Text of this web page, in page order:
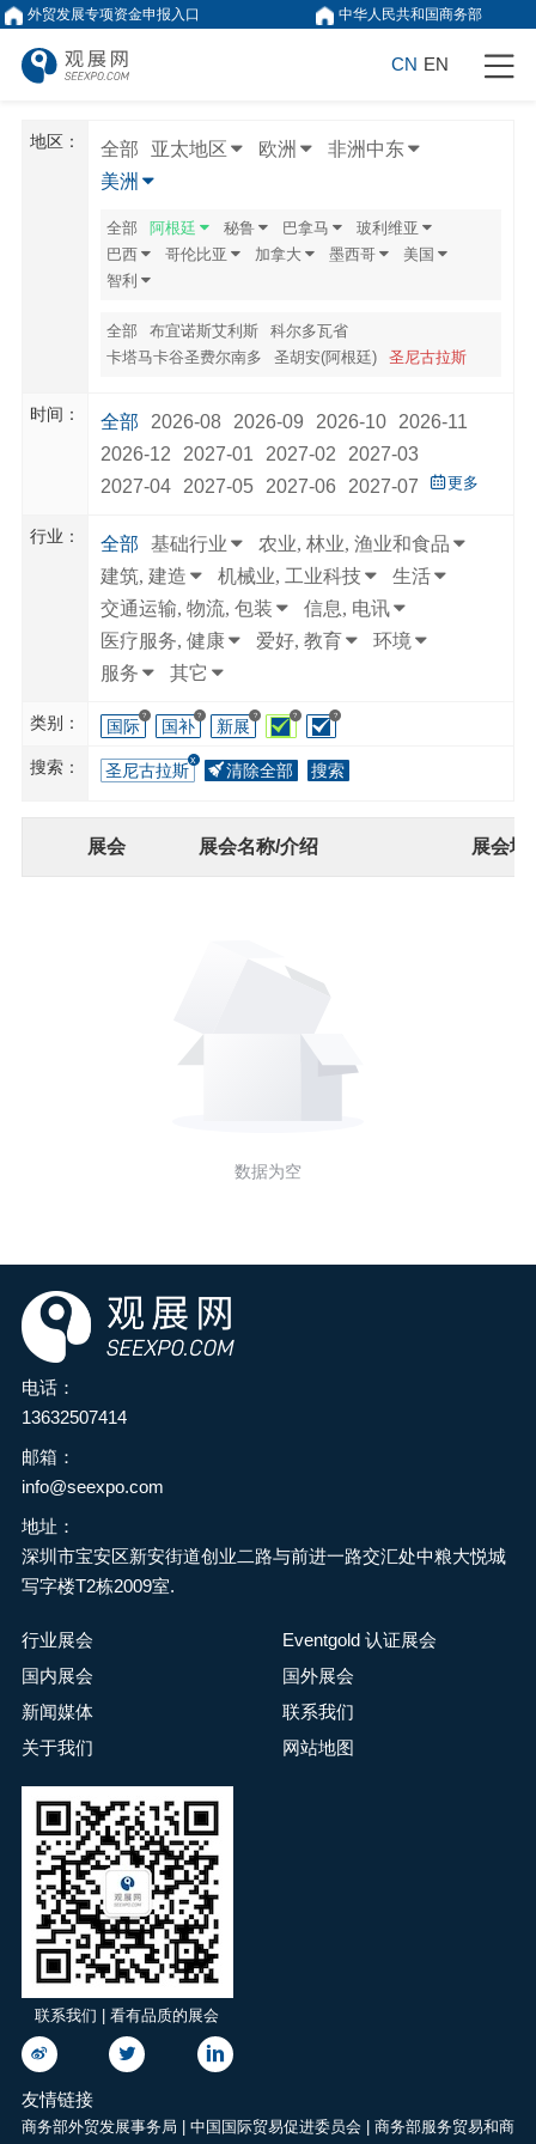
外贸发展专项资金申报入口 中华人民共和国商务部
CN EN
地区： 全部 亚太地区 欧洲
非洲中东
美洲
全部 阿根廷 秘鲁 巴拿马
玻利维亚
巴西
哥伦比亚 加拿大 墨西哥
美国
智利
全部 布宜诺斯艾利斯
科尔多瓦省
卡塔马卡谷圣费尔南多
圣胡安(阿根廷) 圣尼古拉斯
时间： 全部 2026-08 2026-09 2026-10
2026-11
2026-12
2027-01 2027-02
2027-03
2027-04
2027-05 2027-06 2027-07 更多
行业： 全部 基础行业
农业, 林业, 渔业和食品
建筑, 建造
机械业, 工业科技
生活
交通运输, 物流, 包装
信息, 电讯
医疗服务, 健康
爱好, 教育
环境
服务
其它
类别： 国际
?
国补
?
新展
? ? ?
搜索： 圣尼古拉斯 清除全部 搜索
展会 展会名称/介绍 展会地
数据为空
电话：
13632507414
邮箱：
info@seexpo.com
地址：
深圳市宝安区新安街道创业二路与前进一路交汇处中粮大悦城
写字楼T2栋2009室.
行业展会
Eventgold 认证展会
国内展会
国外展会
新闻媒体
联系我们
关于我们
网站地图
联系我们 | 看有品质的展会
友情链接
商务部外贸发展事务局 中国国际贸易促进委员会 商务部服务贸易和商